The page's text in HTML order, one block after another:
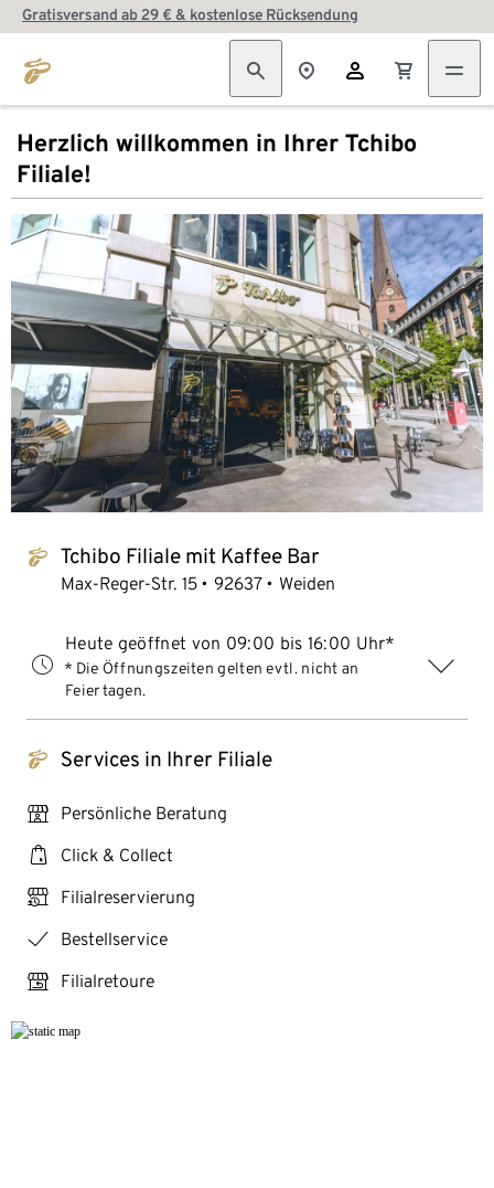
Gratisversand ab 29 € & kostenlose Rücksendung
Herzlich willkommen in Ihrer Tchibo
Filiale!
tchibo_logo Tchibo Filiale mit Kaffee Bar
Max-Reger-Str. 15 92637 Weiden
Heute geöffnet von 09:00 bis 16:00 Uhr*
* Die Öffnungszeiten gelten evtl. nicht an
Feiertagen.
tchibo_logo Services in Ihrer Filiale
personal_services Persönliche Beratung
click_collect Click & Collect
click_reserve_store Filialreservierung
checkmark Bestellservice
store_return Filialretoure